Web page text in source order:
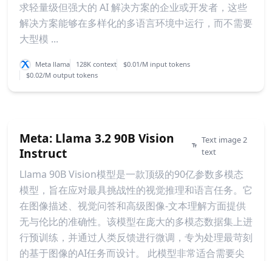
求轻量级但强大的 AI 解决方案的企业或开发者，这些
解决方案能够在多样化的多语言环境中运行，而不需要
大型模 ...
Meta llama 128K context
$0.01/M input tokens
$0.02/M output tokens
Meta: Llama 3.2 90B Vision
Instruct
Text image 2
text
Llama 90B Vision模型是一款顶级的90亿参数多模态
模型，旨在应对最具挑战性的视觉推理和语言任务。它
在图像描述、视觉问答和高级图像-文本理解方面提供
无与伦比的准确性。该模型在庞大的多模态数据集上进
行预训练，并通过人类反馈进行微调，专为处理最苛刻
的基于图像的AI任务而设计。 此模型非常适合需要尖